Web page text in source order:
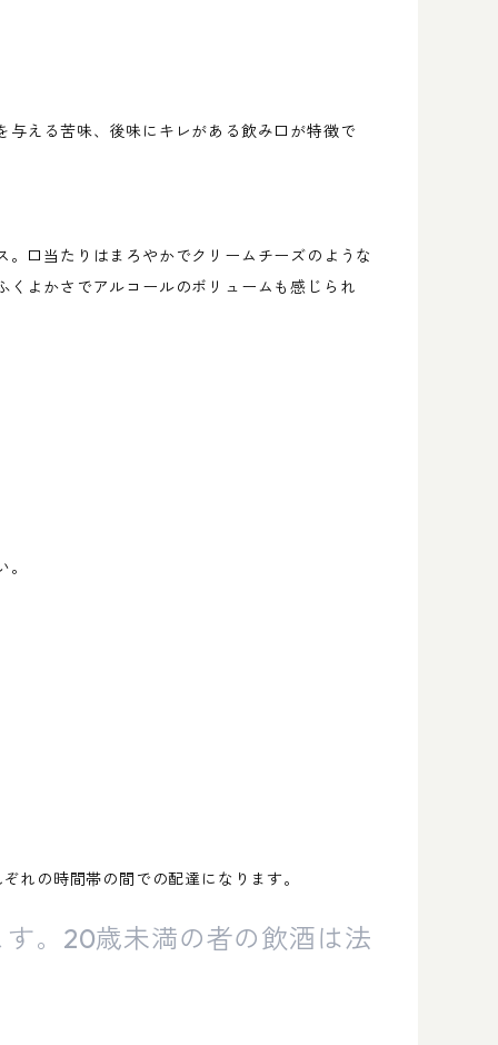
える苦味、後味にキレがある飲み口が特徴で
口当たりはまろやかでクリームチーズのような
よかさでアルコールのボリュームも感じられ
れの時間帯の間での配達になります。
。20歳未満の者の飲酒は法